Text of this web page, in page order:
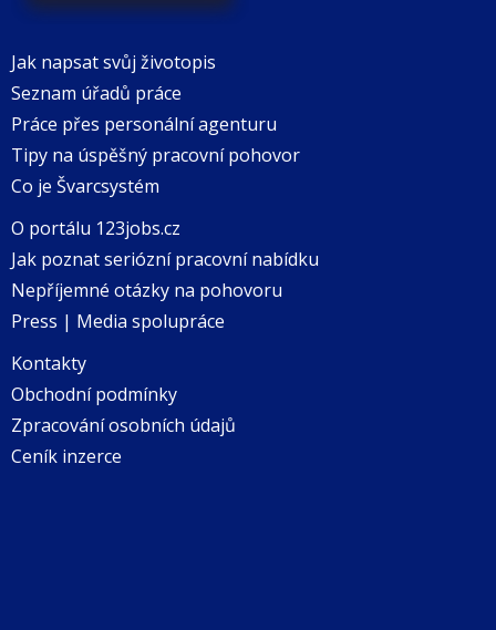
Jak napsat svůj životopis
Seznam úřadů práce
Práce přes personální agenturu
Tipy na úspěšný pracovní pohovor
Co je Švarcsystém
O portálu 123jobs.cz
Jak poznat seriózní pracovní nabídku
Nepříjemné otázky na pohovoru
Press | Media spolupráce
Kontakty
Obchodní podmínky
Zpracování osobních údajů
Ceník inzerce